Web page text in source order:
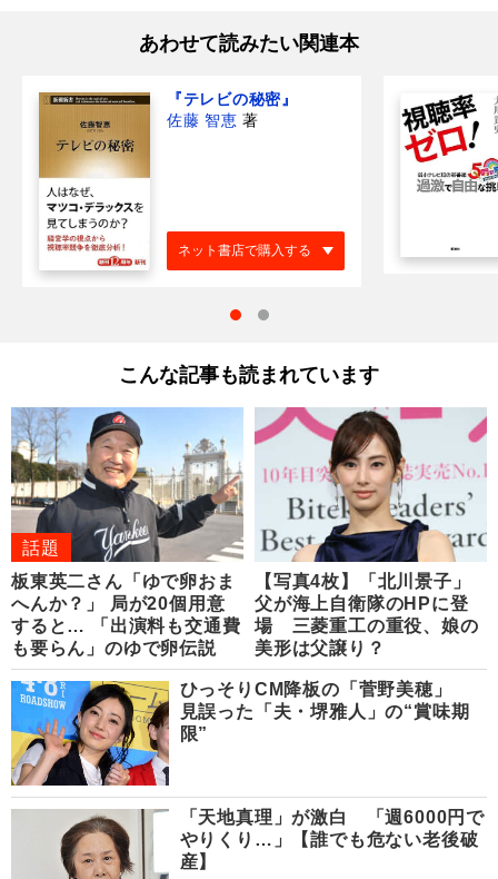
あわせて読みたい関連本
『テレビの秘密』
佐藤 智恵 著
ネット書店で購入する
こんな記事も読まれています
話題
板東英二さん「ゆで卵おま
へんか？」 局が20個用意
すると… 「出演料も交通費
も要らん」のゆで卵伝説
【写真4枚】「北川景子」
父が海上自衛隊のHPに登
場 三菱重工の重役、娘の
美形は父譲り？
ひっそりCM降板の「菅野美穂」
見誤った「夫・堺雅人」の“賞味期
限”
「天地真理」が激白 「週6000円で
やりくり…」【誰でも危ない老後破
産】